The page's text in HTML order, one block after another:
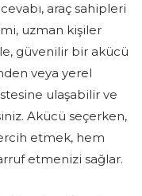
araç sahipleri
uzman kişiler
güvenilir bir akücü
veya yerel
ulaşabilir ve
Akücü seçerken,
etmek, hem
etmenizi sağlar.